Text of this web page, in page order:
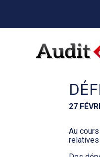
sub-
header
Aller
27
Au